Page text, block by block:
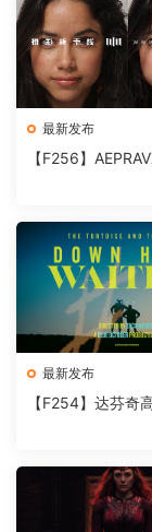
最新发布
【F256】
奇视频人像磨皮
最新发布
【F254】达芬奇
件 Contour